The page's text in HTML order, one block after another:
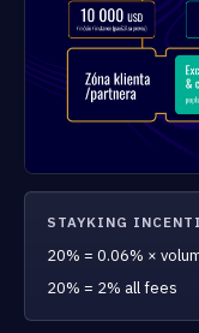
STAYKING
20% = 0.06% ×
20% = 2% all fees